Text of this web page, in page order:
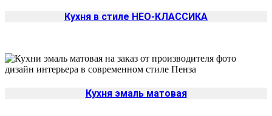
Кухня в стиле НЕО-КЛАССИКА
Кухня эмаль матовая